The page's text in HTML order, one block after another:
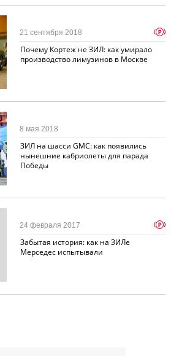
Почему Кортеж не ЗИЛ: как умирало
производство лимузинов в Москве
21 сентября 2018 p
ЗИЛ на шасси GMC: как появились
нынешние кабриолеты для парада
Победы
8 мая 2018
Забытая история: как на ЗИЛе
Мерседес испытывали
24 февраля 2017 p